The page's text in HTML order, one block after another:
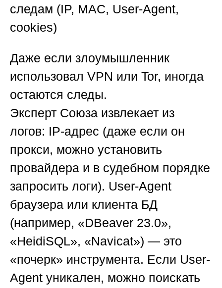
следам (IP, MAC, User-Agent,
cookies)
Даже если злоумышленник
использовал VPN или Tor, иногда
остаются следы.
Эксперт Союза извлекает из
логов: IP-адрес (даже если он
прокси, можно установить
провайдера и в судебном порядке
запросить логи). User-Agent
браузера или клиента БД
(например, «DBeaver 23.0»,
«HeidiSQL», «Navicat») — это
«почерк» инструмента. Если User-
Agent уникален, можно поискать